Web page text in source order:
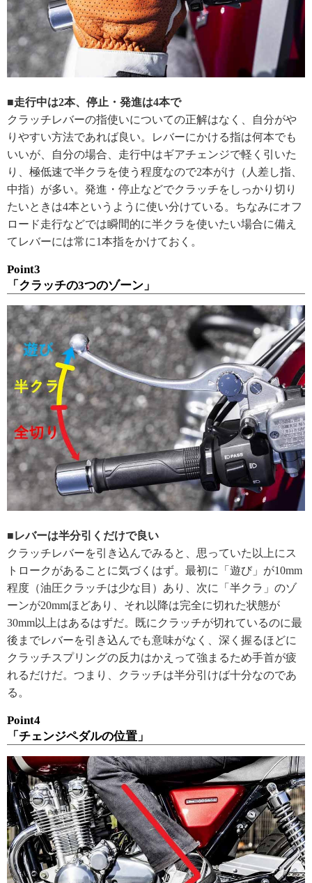
■走行中は2本、停止・発進は4本で
クラッチレバーの指使いについての正解はなく、自分がや
りやすい方法であれば良い。レバーにかける指は何本でも
いいが、自分の場合、走行中はギアチェンジで軽く引いた
り、極低速で半クラを使う程度なので2本がけ（人差し指、
中指）が多い。発進・停止などでクラッチをしっかり切り
たいときは4本というように使い分けている。ちなみにオフ
ロード走行などでは瞬間的に半クラを使いたい場合に備え
てレバーには常に1本指をかけておく。
Point3
「クラッチの3つのゾーン」
■レバーは半分引くだけで良い
クラッチレバーを引き込んでみると、思っていた以上にス
トロークがあることに気づくはず。最初に「遊び」が10mm
程度（油圧クラッチは少な目）あり、次に「半クラ」のゾ
ーンが20mmほどあり、それ以降は完全に切れた状態が
30mm以上はあるはずだ。既にクラッチが切れているのに最
後までレバーを引き込んでも意味がなく、深く握るほどに
クラッチスプリングの反力はかえって強まるため手首が疲
れるだけだ。つまり、クラッチは半分引けば十分なのであ
る。
Point4
「チェンジペダルの位置」